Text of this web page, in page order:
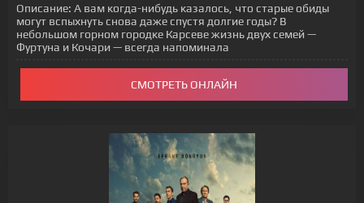
Описание: А вам когда-нибудь казалось, что старые обиды
могут вспыхнуть снова даже спустя долгие годы? В
небольшом горном городке Карсеве жизнь двух семей —
Фуртуна и Кочари — всегда напоминала
СМОТРЕТЬ ОНЛАЙН